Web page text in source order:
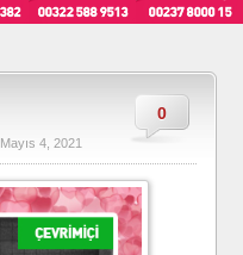
0
Mayıs 4, 2021